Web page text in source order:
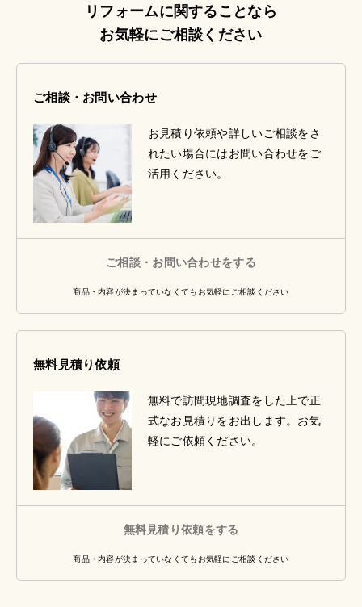
リフォームに関することなら
お気軽にご相談ください
ご相談・お問い合わせ
お見積り依頼や詳しいご相談をさ
れたい場合にはお問い合わせをご
活用ください。
ご相談・お問い合わせをする
商品・内容が決まっていなくてもお気軽にご相談ください
無料見積り依頼
無料で訪問現地調査をした上で正
式なお見積りをお出します。お気
軽にご依頼ください。
無料見積り依頼をする
商品・内容が決まっていなくてもお気軽にご相談ください